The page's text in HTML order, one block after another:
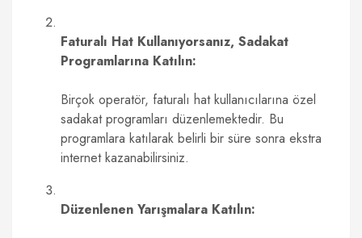
Faturalı Hat Kullanıyorsanız, Sadakat
Programlarına Katılın:
Birçok operatör, faturalı hat kullanıcılarına özel
sadakat programları düzenlemektedir. Bu
programlara katılarak belirli bir süre sonra ekstra
internet kazanabilirsiniz.
Düzenlenen Yarışmalara Katılın: